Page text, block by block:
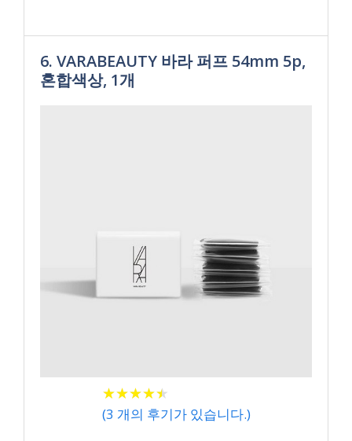
6. VARABEAUTY 바라 퍼프 54mm 5p,
혼합색상, 1개
★★★★★
★★★★★
(3 개의 후기가 있습니다.)